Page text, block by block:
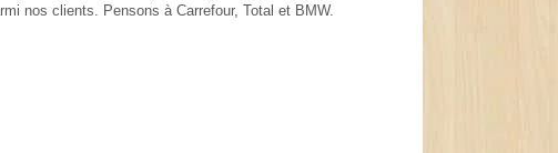
nos clients. Pensons à Carrefour, Total et BMW.